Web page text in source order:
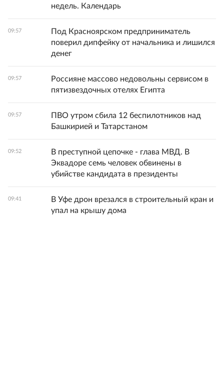
недель. Календарь
09:57
Под Красноярском предприниматель
поверил дипфейку от начальника и лишился
денег
09:57
Россияне массово недовольны сервисом в
пятизвездочных отелях Египта
09:57
ПВО утром сбила 12 беспилотников над
Башкирией и Татарстаном
09:52
В преступной цепочке - глава МВД. В
Эквадоре семь человек обвинены в
убийстве кандидата в президенты
09:41
В Уфе дрон врезался в строительный кран и
упал на крышу дома